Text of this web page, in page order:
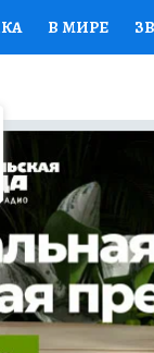
В МИРЕ
НАЦИОНАЛЬНЫЕ
СЕМЬЯ
РАБОТА У НАС